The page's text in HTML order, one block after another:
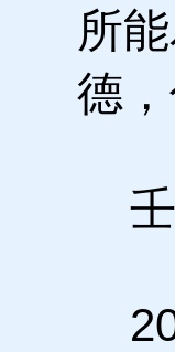
所
德
壬